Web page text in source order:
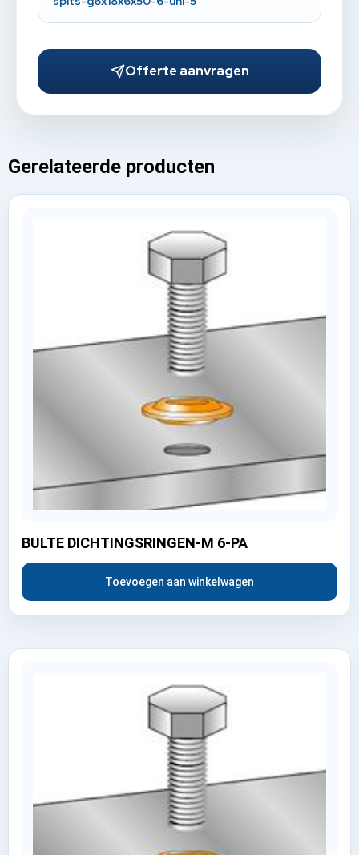
Offerte aanvragen
Gerelateerde producten
BULTE DICHTINGSRINGEN-M 6-PA
Toevoegen aan winkelwagen